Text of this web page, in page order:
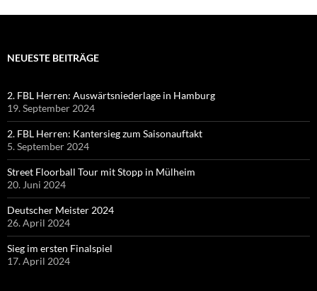
NEUESTE BEITRÄGE
2. FBL Herren: Auswärtsniederlage in Hamburg
19. September 2024
2. FBL Herren: Kantersieg zum Saisonauftakt
5. September 2024
Street Floorball Tour mit Stopp in Mülheim
20. Juni 2024
Deutscher Meister 2024
26. April 2024
Sieg im ersten Finalspiel
17. April 2024